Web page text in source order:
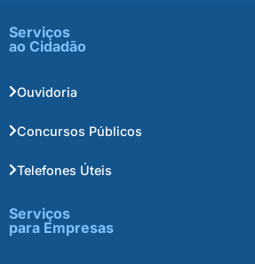
Serviços
ao Cidadão
Ouvidoria
Concursos Públicos
Telefones Úteis
Serviços
para Empresas